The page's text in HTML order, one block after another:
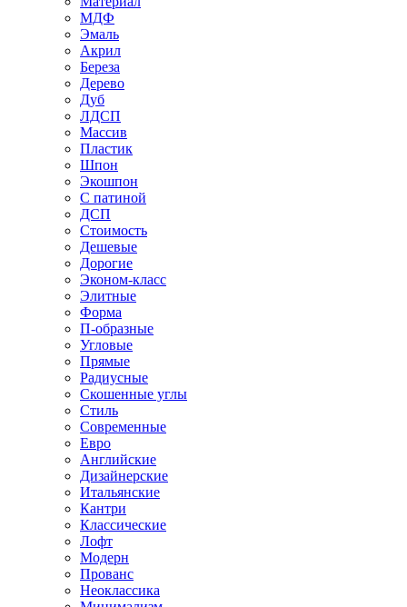
МДФ
Эмаль
Акрил
Береза
Дерево
Дуб
ЛДСП
Массив
Пластик
Шпон
Экошпон
С патиной
ДСП
Стоимость
Дешевые
Дорогие
Эконом-класс
Элитные
Форма
П-образные
Угловые
Прямые
Радиусные
Скошенные углы
Стиль
Современные
Евро
Английские
Дизайнерские
Итальянские
Кантри
Классические
Лофт
Модерн
Прованс
Неоклассика